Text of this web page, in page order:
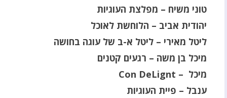
טוני משיח – מפלצת העוגיות
יהודית אביב – הלוחשת לאוכל
ליטל מאירי – ליטל א-ב של עוגה בחושה
מיכל בן משה – רגעים קטנים
מיכל – Con DeLignt
ענבל – פיית העוגיות